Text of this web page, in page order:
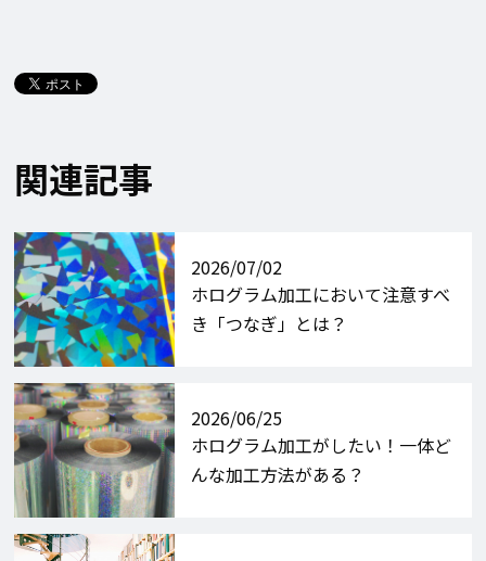
関連記事
2026/07/02
ホログラム加工において注意すべ
き「つなぎ」とは？
2026/06/25
ホログラム加工がしたい！一体ど
んな加工方法がある？